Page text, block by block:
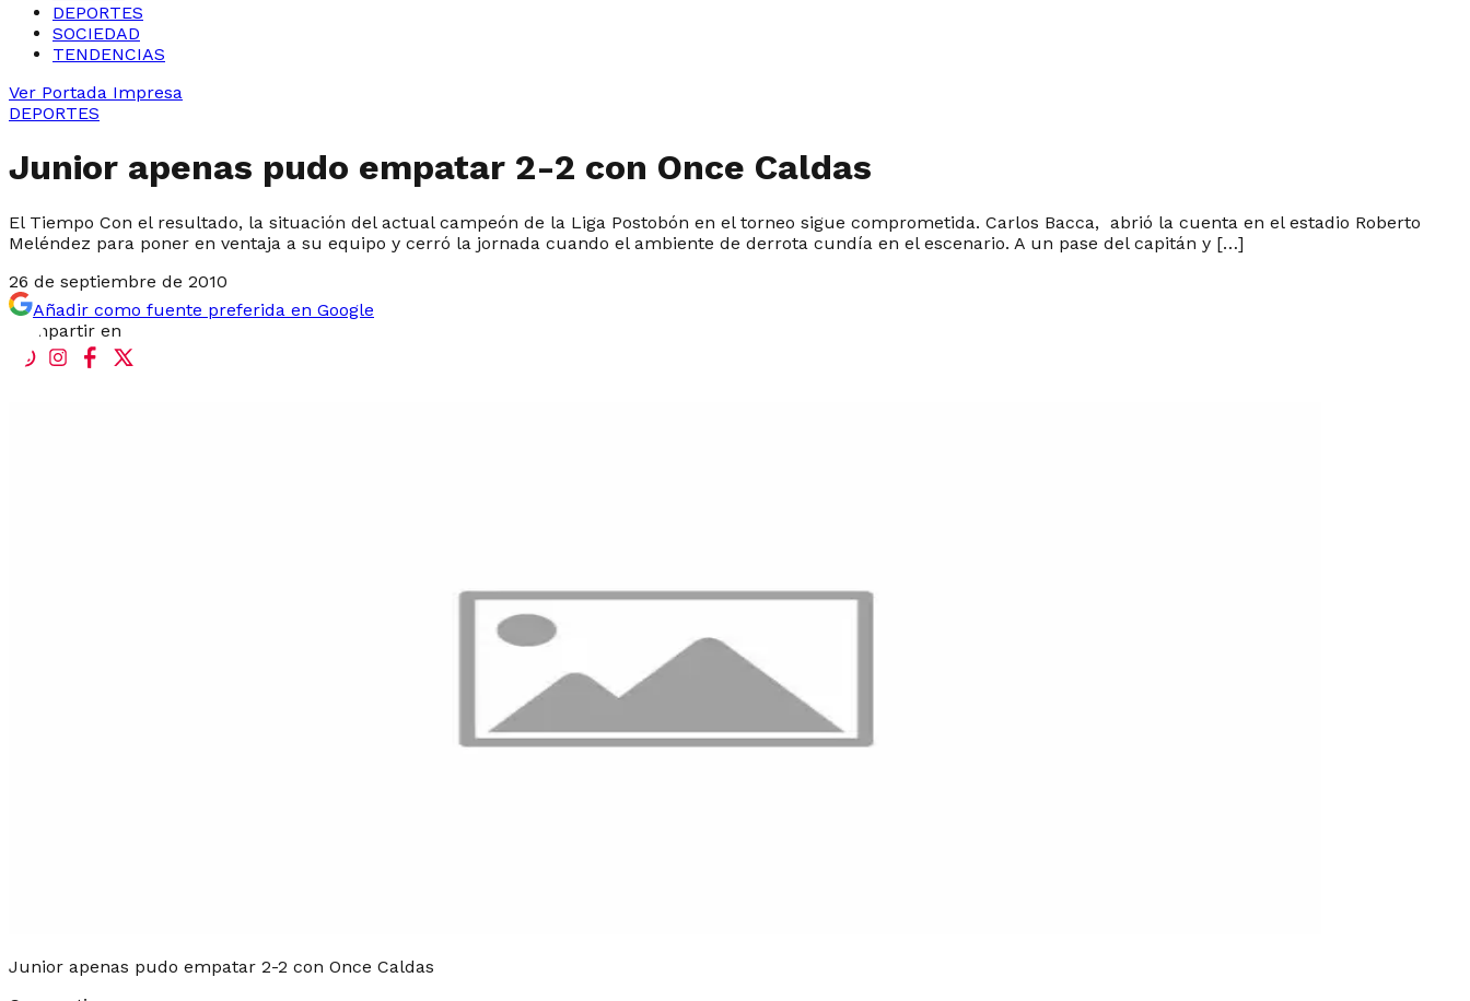
DEPORTES
SOCIEDAD
TENDENCIAS
Ver Portada Impresa
DEPORTES
Junior apenas pudo empatar 2-2 con Once Caldas
El Tiempo Con el resultado, la situación del actual campeón de la Liga Postobón en el torneo sigue comprometida. Carlos Bacca, abrió la cuenta en el estadio Roberto
Meléndez para poner en ventaja a su equipo y cerró la jornada cuando el ambiente de derrota cundía en el escenario. A un pase del capitán y […]
26 de septiembre de 2010
Añadir como fuente preferida en Google
Compartir en
Junior apenas pudo empatar 2-2 con Once Caldas